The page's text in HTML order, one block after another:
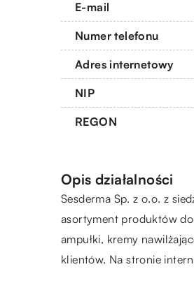
E-mail
Numer telefonu
Adres internetowy
NIP
REGON
Opis działalności
Sesderma Sp. z o.o. z
asortyment produktów
ampułki, kremy
klientów. Na stronie